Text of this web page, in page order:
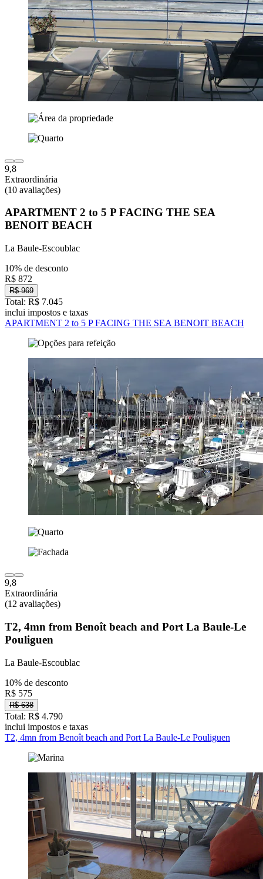
9,8
Extraordinária
(10 avaliações)
APARTMENT 2 to 5 P FACING THE SEA
BENOIT BEACH
La Baule-Escoublac
10% de desconto
R$ 872
R$ 969
Total: R$ 7.045
inclui impostos e taxas
APARTMENT 2 to 5 P FACING THE SEA BENOIT BEACH
9,8
Extraordinária
(12 avaliações)
T2, 4mn from Benoît beach and Port La Baule-Le
Pouliguen
La Baule-Escoublac
10% de desconto
R$ 575
R$ 638
Total: R$ 4.790
inclui impostos e taxas
T2, 4mn from Benoît beach and Port La Baule-Le Pouliguen